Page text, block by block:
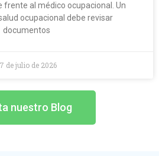
frente al médico ocupacional. Un
ocupacional debe revisar
documentos
de julio de 2026
nuestro Blog